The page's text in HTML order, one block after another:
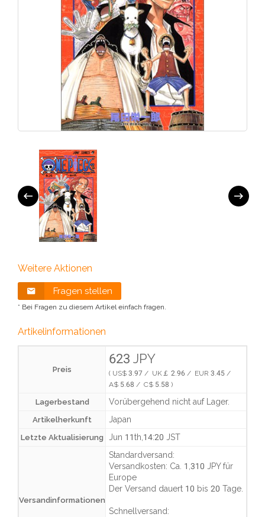
Weitere Aktionen
Fragen stellen
* Bei Fragen zu diesem Artikel einfach fragen.
Artikelinformationen
Preis
623 JPY
( US$ 3.97 / UK￡ 2.96 / EUR 3.45 /
A$ 5.68 / C$ 5.58 )
Lagerbestand Vorübergehend nicht auf Lager.
Artikelherkunft Japan
Letzte Aktualisierung Jun 11th,14:20 JST
Versandinformationen
Standardversand:
Versandkosten: Ca. 1,310 JPYfür
Europe
Der Versand dauert 10 bis 20 Tage.
Schnellversand: